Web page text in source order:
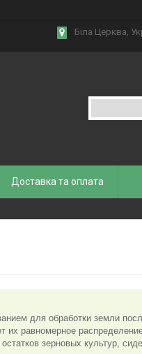
Біла Церква,
Доставка та оплата
для обработки земли
их равномерное
зерновых культур,